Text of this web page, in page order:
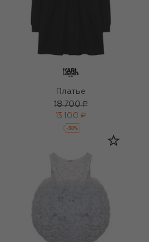
Платье
18 700 ₽
13 100 ₽
-30%